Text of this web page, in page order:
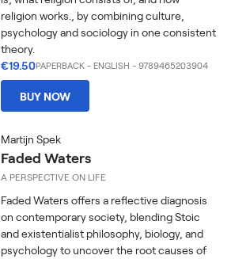
religion works., by combining culture,
psychology and sociology in one consistent
theory.
€19.50PAPERBACK - ENGLISH - 9789465203904
BUY NOW
Martijn Spek
Faded Waters
A PERSPECTIVE ON LIFE
Faded Waters offers a reflective diagnosis
on contemporary society, blending Stoic
and existentialist philosophy, biology, and
psychology to uncover the root causes of